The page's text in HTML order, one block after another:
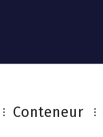
Conteneur